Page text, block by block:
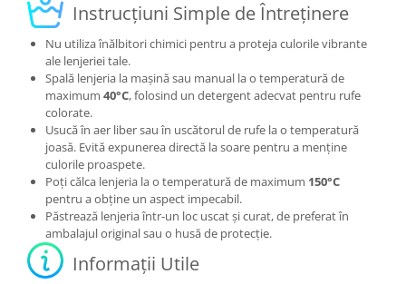
Instrucțiuni Simple de Întreținere
Nu utiliza înălbitori chimici pentru a proteja culorile vibrante
ale lenjeriei tale.
Spală lenjeria la mașină sau manual la o temperatură de
maximum 40°C, folosind un detergent adecvat pentru rufe
colorate.
Usucă în aer liber sau în uscătorul de rufe la o temperatură
joasă. Evită expunerea directă la soare pentru a menține
culorile proaspete.
Poți călca lenjeria la o temperatură de maximum 150°C
pentru a obține un aspect impecabil.
Păstrează lenjeria într-un loc uscat și curat, de preferat în
ambalajul original sau o husă de protecție.
Informații Utile